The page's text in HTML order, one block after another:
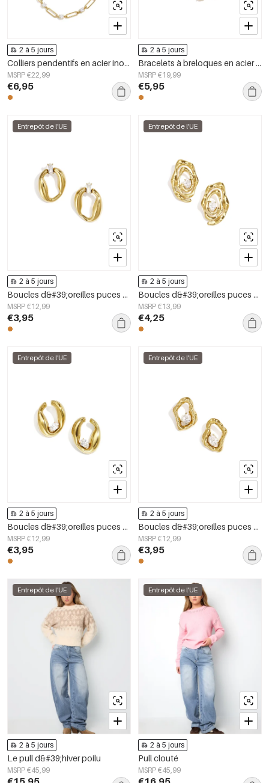
2 à 5 jours
Colliers pendentifs en acier inoxydable, collection Cercle Simple Daily Simple, bijoux pour femmes
MSRP €22,99
€6,95
2 à 5 jours
Bracelets à breloques en acier inoxydable, style cercle, collection Daily Simple, bijoux pour femmes
MSRP €19,99
€5,95
Entrepôt de l'UE
2 à 5 jours
Boucles d&#39;oreilles puces en acier inoxydable, forme irrégulière, collection Simple Daily Simple, bijoux pour femmes
MSRP €12,99
€3,95
Entrepôt de l'UE
2 à 5 jours
Boucles d&#39;oreilles puces en acier inoxydable, forme irrégulière, collection Simple Daily Simple, bijoux pour femmes
MSRP €13,99
€4,25
Entrepôt de l'UE
2 à 5 jours
Boucles d&#39;oreilles puces en acier inoxydable, forme irrégulière, collection Simple Daily Simple, bijoux pour femmes
MSRP €12,99
€3,95
Entrepôt de l'UE
2 à 5 jours
Boucles d&#39;oreilles puces en acier inoxydable, forme géométrique, collection simple pour le quotidien, bijoux pour femmes
MSRP €12,99
€3,95
Entrepôt de l'UE
2 à 5 jours
Le pull d&#39;hiver poilu
MSRP €45,99
Entrepôt de l'UE
2 à 5 jours
Pull clouté
MSRP €45,99